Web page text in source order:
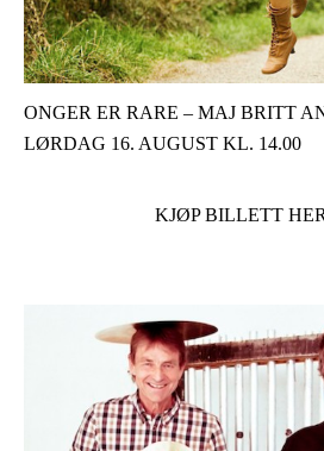
ONGER ER RARE – MAJ BRITT
LØRDAG 16. AUGUST KL. 14.00
KJØP BILLETT